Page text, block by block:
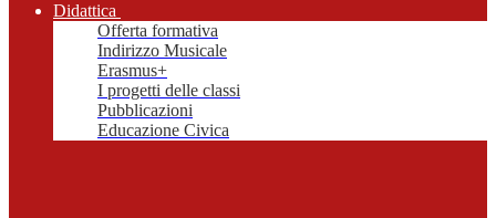
Didattica
Offerta formativa
Indirizzo Musicale
Erasmus+
I progetti delle classi
Pubblicazioni
Educazione Civica